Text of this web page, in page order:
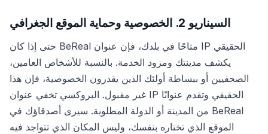
السيناريو 2. الخصوصية وحماية الموقع الجغرافي
حتى إذا كان BeReal متاحًا في بلدك، فإن عنوان IP الحقيقي
يكشف مدينتك ومزود الخدمة. بالنسبة للأشخاص العامين،
الصحفيين أو ببساطة أولئك الذين يقدرون الخصوصية، فإن هذا
غير مقبول. البروكسي تخفي عنوان IP الحقيقي وتقدم عنوانًا
من المدينة أو الدولة المطلوبة. سيرى أصدقاؤك في BeReal
الموقع الذي تختاره بنفسك، وليس المكان الذي تتواجد فيه